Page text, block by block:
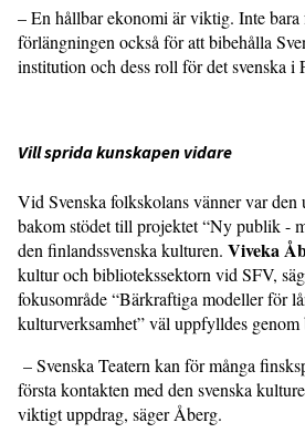
– En hållbar ekonomi är viktig. Inte
förlängningen också för att bibehålla
institution och dess roll för det svenska i
Vill sprida kunskapen vidare
Vid Svenska folkskolans vänner var den
bakom stödet till projektet “Ny publik -
den finlandssvenska kulturen. Viveka
kultur och bibliotekssektorn vid SFV,
fokusområde “Bärkraftiga modeller för
kulturverksamhet” väl uppfylldes genom
– Svenska Teatern kan för många
första kontakten med den svenska
viktigt uppdrag, säger Åberg.